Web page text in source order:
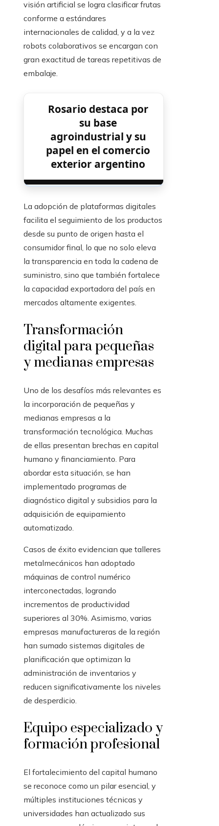
visión artificial se logra clasificar frutas
conforme a estándares
internacionales de calidad, y a la vez
robots colaborativos se encargan con
gran exactitud de tareas repetitivas de
embalaje.
Rosario destaca por
su base
agroindustrial y su
papel en el comercio
exterior argentino
La adopción de plataformas digitales
facilita el seguimiento de los productos
desde su punto de origen hasta el
consumidor final, lo que no solo eleva
la transparencia en toda la cadena de
suministro, sino que también fortalece
la capacidad exportadora del país en
mercados altamente exigentes.
Transformación
digital para pequeñas
y medianas empresas
Uno de los desafíos más relevantes es
la incorporación de pequeñas y
medianas empresas a la
transformación tecnológica. Muchas
de ellas presentan brechas en capital
humano y financiamiento. Para
abordar esta situación, se han
implementado programas de
diagnóstico digital y subsidios para la
adquisición de equipamiento
automatizado.
Casos de éxito evidencian que talleres
metalmecánicos han adoptado
máquinas de control numérico
interconectadas, logrando
incrementos de productividad
superiores al 30%. Asimismo, varias
empresas manufactureras de la región
han sumado sistemas digitales de
planificación que optimizan la
administración de inventarios y
reducen significativamente los niveles
de desperdicio.
Equipo especializado y
formación profesional
El fortalecimiento del capital humano
se reconoce como un pilar esencial, y
múltiples instituciones técnicas y
universidades han actualizado sus